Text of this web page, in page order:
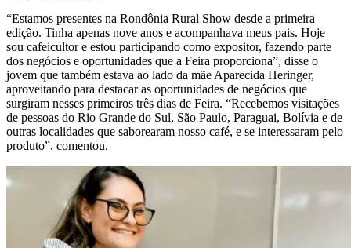
“Estamos presentes na Rondônia Rural Show desde a primeira
edição. Tinha apenas nove anos e acompanhava meus pais. Hoje
sou cafeicultor e estou participando como expositor, fazendo parte
dos negócios e oportunidades que a Feira proporciona”, disse o
jovem que também estava ao lado da mãe Aparecida Heringer,
aproveitando para destacar as oportunidades de negócios que
surgiram nesses primeiros três dias de Feira. “Recebemos visitações
de pessoas do Rio Grande do Sul, São Paulo, Paraguai, Bolívia e de
outras localidades que saborearam nosso café, e se interessaram pelo
produto”, comentou.